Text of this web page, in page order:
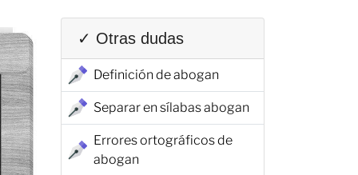
✓ Otras dudas
Definición de abogan
Separar en sílabas abogan
Errores ortográficos de
abogan